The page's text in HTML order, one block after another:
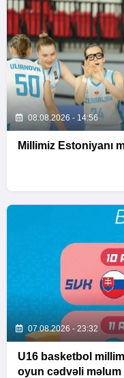
08.08.2026 - 14:56
Millimiz Estoniyanı
07.08.2026 - 23:32
U16 basketbol
oyun cədvəli məlum